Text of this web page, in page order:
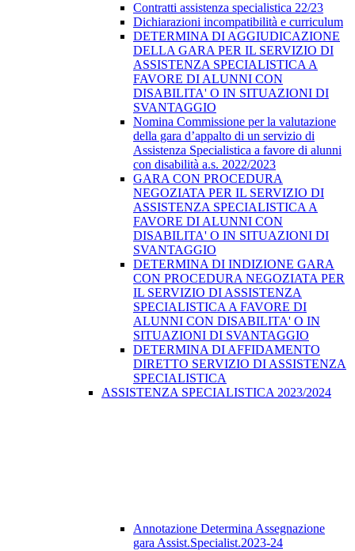
Contratti assistenza specialistica 22/23
Dichiarazioni incompatibilità e curriculum
DETERMINA DI AGGIUDICAZIONE
DELLA GARA PER IL SERVIZIO DI
ASSISTENZA SPECIALISTICA A
FAVORE DI ALUNNI CON
DISABILITA' O IN SITUAZIONI DI
SVANTAGGIO
Nomina Commissione per la valutazione
della gara d’appalto di un servizio di
Assistenza Specialistica a favore di alunni
con disabilità a.s. 2022/2023
GARA CON PROCEDURA
NEGOZIATA PER IL SERVIZIO DI
ASSISTENZA SPECIALISTICA A
FAVORE DI ALUNNI CON
DISABILITA' O IN SITUAZIONI DI
SVANTAGGIO
DETERMINA DI INDIZIONE GARA
CON PROCEDURA NEGOZIATA PER
IL SERVIZIO DI ASSISTENZA
SPECIALISTICA A FAVORE DI
ALUNNI CON DISABILITA' O IN
SITUAZIONI DI SVANTAGGIO
DETERMINA DI AFFIDAMENTO
DIRETTO SERVIZIO DI ASSISTENZA
SPECIALISTICA
ASSISTENZA SPECIALISTICA 2023/2024
Annotazione Determina Assegnazione
gara Assist.Specialist.2023-24